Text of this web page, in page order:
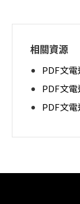
相關資源
PDF文
PDF文
PDF文